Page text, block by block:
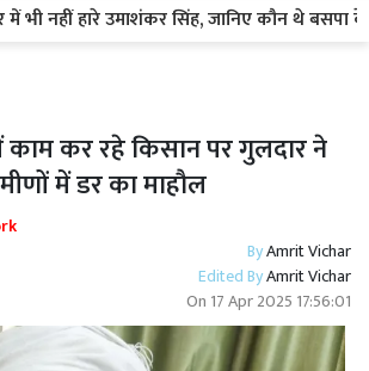
में भी नहीं हारे उमाशंकर सिंह, जानिए कौन थे बसपा
कर रहे किसान पर गुलदार ने
में डर का माहौल
ByAmrit Vichar
Edited ByAmrit Vichar
On 17 Apr 2025 17:56:01